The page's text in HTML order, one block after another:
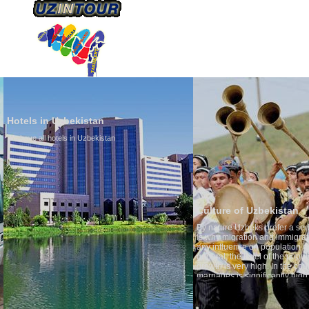
Hotels in Uzbekistan
We have all hotels in Uzbekistan
Culture of Uzbekistan
By nature Uzbeks prefer a
is why migration and
any influence on population
general, the level of the
growth is very high. In the
marriages is significantly high
percentage of divorce cases
in the world. According to
family is regarded as